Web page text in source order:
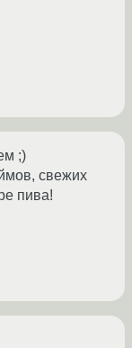
;)
свежих
пива!